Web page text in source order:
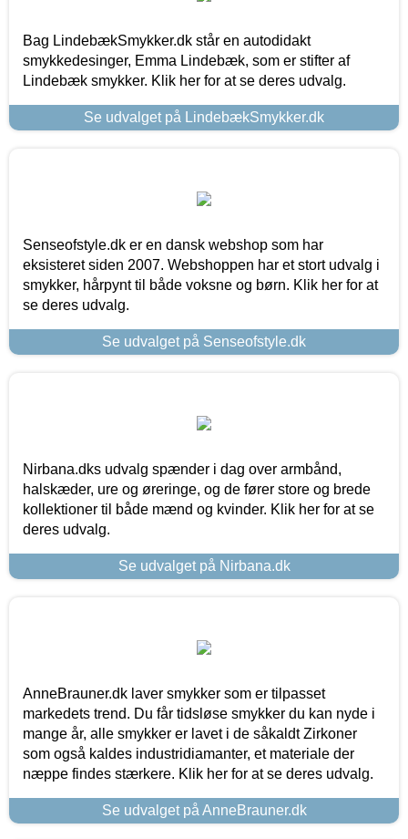
Bag LindebækSmykker.dk står en autodidakt
smykkedesinger, Emma Lindebæk, som er stifter af
Lindebæk smykker. Klik her for at se deres udvalg.
Se udvalget på LindebækSmykker.dk
Senseofstyle.dk er en dansk webshop som har
eksisteret siden 2007. Webshoppen har et stort udvalg i
smykker, hårpynt til både voksne og børn. Klik her for at
se deres udvalg.
Se udvalget på Senseofstyle.dk
Nirbana.dks udvalg spænder i dag over armbånd,
halskæder, ure og øreringe, og de fører store og brede
kollektioner til både mænd og kvinder. Klik her for at se
deres udvalg.
Se udvalget på Nirbana.dk
AnneBrauner.dk laver smykker som er tilpasset
markedets trend. Du får tidsløse smykker du kan nyde i
mange år, alle smykker er lavet i de såkaldt Zirkoner
som også kaldes industridiamanter, et materiale der
næppe findes stærkere. Klik her for at se deres udvalg.
Se udvalget på AnneBrauner.dk